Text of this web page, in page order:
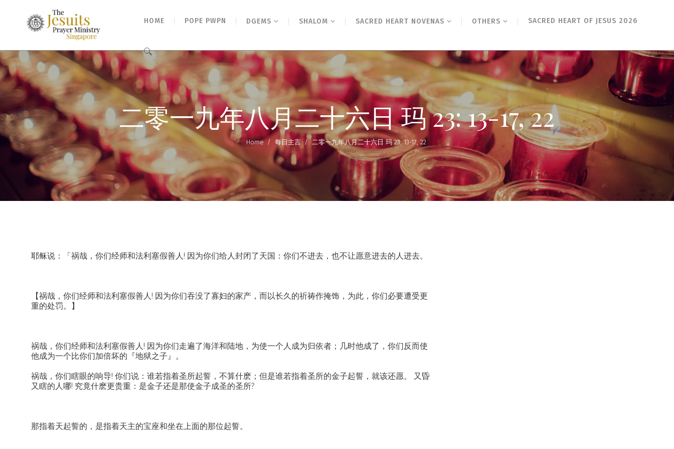
HOME POPE PWPN DGEMS SHALOM SACRED HEART NOVENAS OTHERS SACRED HEART OF JESUS 2026
Search
for:
二零一九年八月二十六日 玛 23: 13-17, 22
Home / 每日主言 / 二零一九年八月二十六日 玛 23: 13-17, 22
耶稣说：「祸哉，你们经师和法利塞假善人! 因为你们给人封闭了天国：你们不进去，也不让愿意进去的人进去。
【祸哉，你们经师和法利塞假善人! 因为你们吞没了寡妇的家产，而以长久的祈祷作掩饰，为此，你们必要遭受更
重的处罚。】
祸哉，你们经师和法利塞假善人! 因为你们走遍了海洋和陆地，为使一个人成为归依者；几时他成了，你们反而使
他成为一个比你们加倍坏的『地狱之子』。
祸哉，你们瞎眼的响导! 你们说：谁若指着圣所起誓，不算什麽；但是谁若指着圣所的金子起誓，就该还愿。 又昏
又瞎的人哪! 究竟什麽更贵重：是金子还是那使金子成圣的圣所?
那指着天起誓的，是指着天主的宝座和坐在上面的那位起誓。